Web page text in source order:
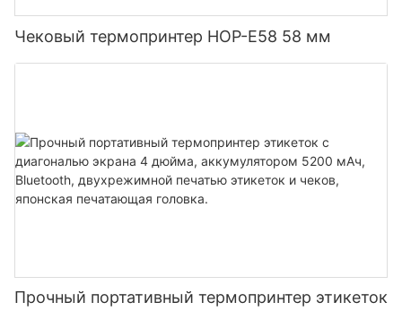
Чековый термопринтер HOP-E58 58 мм
Прочный портативный термопринтер этикеток